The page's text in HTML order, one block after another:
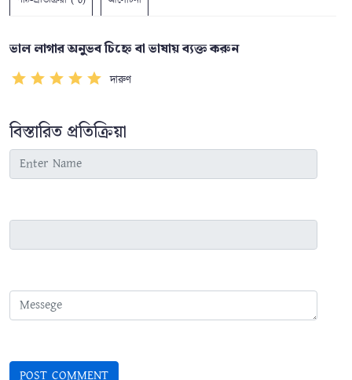
ভাল লাগার অনুভব চিহ্নে বা ভাষায় ব্যক্ত করুন
দারুণ
বিস্তারিত প্রতিক্রিয়া